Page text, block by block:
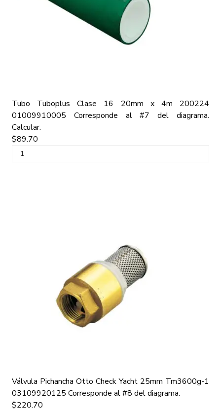
Tubo Tuboplus Clase 16 20mm x 4m 200224
01009910005
Corresponde al #7 del diagrama.
Calcular.
$89.70
Válvula Pichancha Otto Check Yacht 25mm Tm3600g-1
03109920125 Corresponde al #8 del diagrama.
$220.70